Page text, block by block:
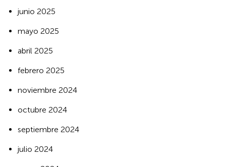
junio 2025
mayo 2025
abril 2025
febrero 2025
noviembre 2024
octubre 2024
septiembre 2024
julio 2024